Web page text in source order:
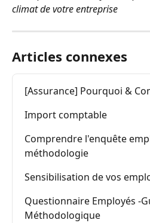
climat de votre entreprise
Articles connexes
[Assurance] Pourquoi &
Import comptable
Comprendre l'enquête
méthodologie
Sensibilisation de vos
Questionnaire Employés -
Méthodologique